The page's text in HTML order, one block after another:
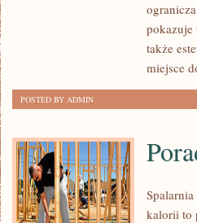
PRZYGOTOWANIE
SKÓRYpokazuje
także
miejsce
POSTED BY ADMIN
kalorii to